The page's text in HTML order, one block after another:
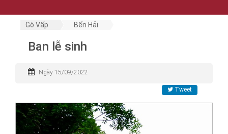
Gò Vấp Bến Hải
Ban lễ sinh
Ngày 15/09/2022
Tweet